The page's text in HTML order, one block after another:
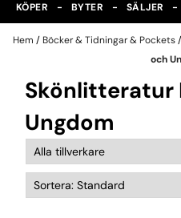
KÖPER - BYTER - SÄLJER -
Hem / Böcker & Tidningar & Pockets/
och
Skönlitteratur
Ungdom